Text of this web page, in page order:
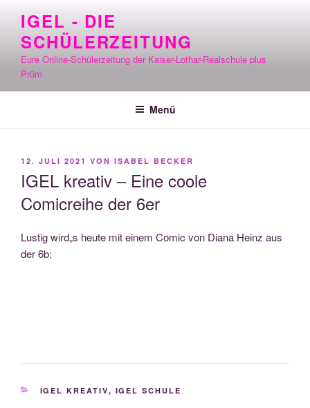
springen
IGEL - DIE
SCHÜLERZEITUNG
Eure Online-Schülerzeitung der Kaiser-Lothar-Realschule plus
Prüm
Menü
VERÖFFENTLICHT
12. JULI 2021 VON ISABEL BECKER
IGEL kreativ – Eine coole
Comicreihe der 6er
Lus­tig wird„s heu­te mit einem Comic von Dia­na Heinz aus
der 6b:
KATEGORIEN
IGEL KREATIV, IGEL SCHULE